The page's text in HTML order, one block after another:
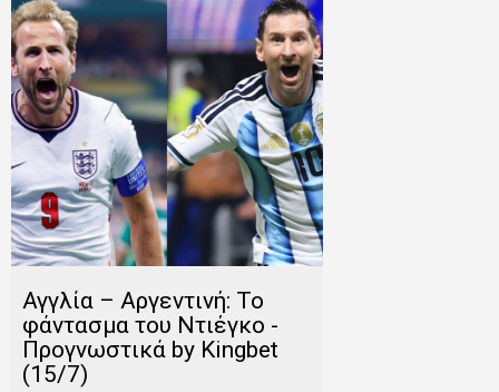
Αγγλία – Αργεντινή: Το
φάντασμα του Ντιέγκο -
Προγνωστικά by Kingbet
(15/7)